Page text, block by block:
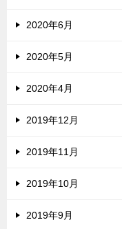
2020年6月
2020年5月
2020年4月
2019年12月
2019年11月
2019年10月
2019年9月